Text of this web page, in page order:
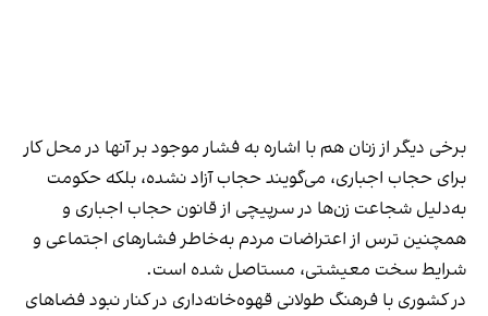
برخی دیگر از زنان هم با اشاره به فشار موجود بر آنها در محل کار
برای حجاب اجباری، می‌گویند حجاب آزاد نشده، بلکه حکومت
به‌دلیل شجاعت زن‌ها در سرپیچی از قانون حجاب اجباری و
همچنین ترس از اعتراضات مردم به‌خاطر فشارهای اجتماعی و
شرایط سخت معیشتی، مستاصل شده است.
در کشوری با فرهنگ طولانی قهوه‌‌خانه‌داری در کنار نبود فضاهای